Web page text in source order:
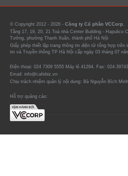
© Copyright 2012 - 2026 - Công ty Cổ phần VCCorp.
Tầng 17, 19, 20, 21 Toà nhà Center Building - Hapulico
Tưởng, phường Thanh Xuân, thành phố Hà Nội
Giấy phép thiết lập trang thông tin điện tử tổng hợp trên
tin và Truyền thông TP Hà Nội cấp ngày 03 tháng 07
Điện thoại: 024 7309 5555 Máy lẻ 41294. Fax: 024-
Email: info@cafebiz.vn
Chịu trách nhiệm quản lý nội dung: Bà Nguyễn Bích Minh
Hỗ trợ quảng cáo: